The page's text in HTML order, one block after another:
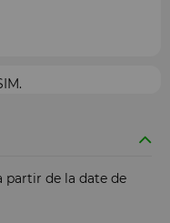
partir de la date de